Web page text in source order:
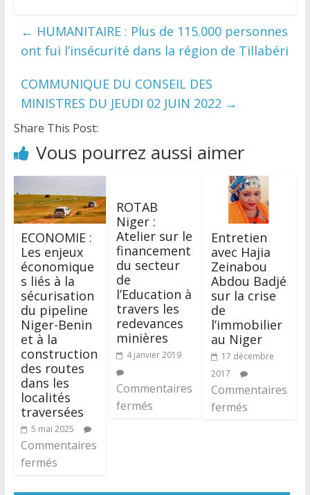
← HUMANITAIRE : Plus de 115.000 personnes
ont fui l’insécurité dans la région de Tillabéri
COMMUNIQUE DU CONSEIL DES
MINISTRES DU JEUDI 02 JUIN 2022 →
Share This Post:
Vous pourrez aussi aimer
ECONOMIE :
Les enjeux
économique
s liés à la
sécurisation
du pipeline
Niger-Benin
et à la
construction
des routes
dans les
localités
traversées
5 mai 2025
Commentaires
fermés
ROTAB
Niger :
Atelier sur le
financement
du secteur
de
l’Education à
travers les
redevances
minières
4 janvier 2019
Commentaires
fermés
Entretien
avec Hajia
Zeinabou
Abdou Badjé
sur la crise
de
l’immobilier
au Niger
17 décembre
2017
Commentaires
fermés